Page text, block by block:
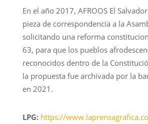
En el año 2017, AFROOS El
pieza de correspondencia a la
solicitando una reforma
63, para que los pueblos
reconocidos dentro de la
la propuesta fue archivada por la
en 2021.
LPG: https://